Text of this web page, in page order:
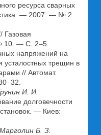
ресурса сварных
— 2007. — № 2.
Газовая
10. — С. 2–5.
напряжений на
усталостных трещин в
// Автомат.
И. И.
долговечности
— Киев:
Б. З.